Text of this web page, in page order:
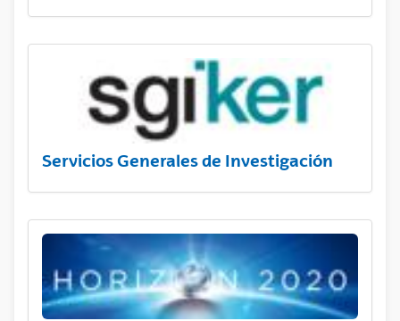
Servicios Generales de Investigación